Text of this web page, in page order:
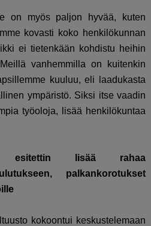
on myös paljon hyvää, kuten
kovasti koko henkilökunnan
ei tietenkään kohdistu heihin
vanhemmilla on kuitenkin
kuuluu, eli laadukasta
ympäristö. Siksi itse vaadin
työoloja, lisää henkilökuntaa
esitettin lisää rahaa
palkankorotukset
kokoontui keskustelemaan